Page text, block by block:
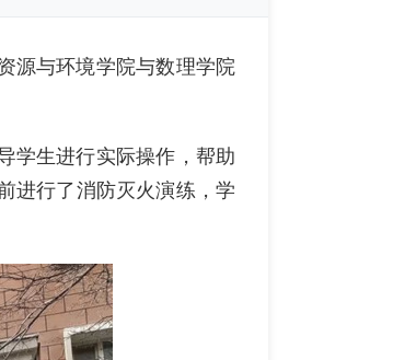
源与环境学院与数理学院
学生进行实际操作，帮助
进行了消防灭火演练，学